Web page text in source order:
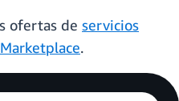
ofertas de servicios
.